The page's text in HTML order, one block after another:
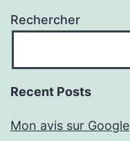
Rechercher
Recent Posts
Mon avis sur Google